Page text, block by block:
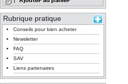
Rubrique pratique
Conseils pour bien acheter
Newsletter
FAQ
SAV
Liens partenaires